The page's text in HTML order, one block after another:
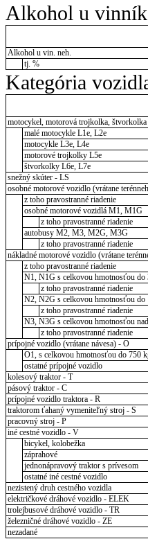
Alkohol u
Alkohol u vin. neh.
tj. %
Kategória
motocykel, motorová trojkolka,
malé motocykle L1e, L2e
motocykle L3e, L4e
motorové trojkolky L5e
štvorkolky L6e, L7e
snežný skúter - LS
osobné motorové vozidlo (vrátane
z toho pravostranné riadenie
osobné motorové vozidlá M1, M1G
z toho pravostranné riadenie
autobusy M2, M3, M2G, M3G
z toho pravostranné riadenie
nákladné motorové vozidlo (vrátane
z toho pravostranné riadenie
N1, N1G s celkovou hmotnosťou do
z toho pravostranné riadenie
N2, N2G s celkovou hmotnosťou do
z toho pravostranné riadenie
N3, N3G s celkovou hmotnosťou
z toho pravostranné riadenie
prípojné vozidlo (vrátane návesa) - O
O1, s celkovou hmotnosťou do 750
ostatné prípojné vozidlo
kolesový traktor - T
pásový traktor - C
prípojné vozidlo traktora - R
traktorom ťahaný vymeniteľný stroj - S
pracovný stroj - P
iné cestné vozidlo - V
bicykel, kolobežka
záprahové
jednonápravový traktor s prívesom
ostatné iné cestné vozidlo
nezistený druh cestného vozidla
električkové dráhové vozidlo - ELEK
trolejbusové dráhové vozidlo - TR
železničné dráhové vozidlo - ZE
nezadané